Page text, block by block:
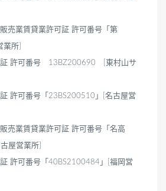
売業賃貸業許可証 許可番号「第
業所]
証 許可番号 13BZ200690 [東村山サ
許可番号「23BS200510」[名古屋営
売業賃貸業許可証 許可番号「名高
屋営業所]
許可番号「40BS2100484」[福岡営